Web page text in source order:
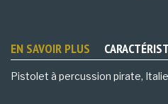
EN SAVOIR PLUS
Pistolet à percussion pirate,